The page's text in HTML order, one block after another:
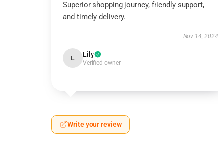
Superior shopping journey, friendly support,
and timely delivery.
Nov 14, 2024
L Lily
Verified owner
Write your review